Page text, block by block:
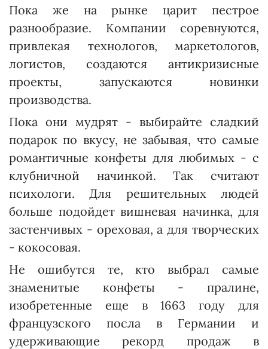
Пока же на рынке царит пестрое
разнообразие. Компании соревнуются,
привлекая технологов, маркетологов,
логистов, создаются антикризисные
проекты, запускаются новинки
производства.
Пока они мудрят - выбирайте сладкий
подарок по вкусу, не забывая, что самые
романтичные конфеты для любимых - с
клубничной начинкой. Так считают
психологи. Для решительных людей
больше подойдет вишневая начинка, для
застенчивых - ореховая, а для творческих
- кокосовая.
Не ошибутся те, кто выбрал самые
знаменитые конфеты - пралине,
изобретенные еще в 1663 году для
французского пос­ла в Германии и
удерживающие рекорд продаж в